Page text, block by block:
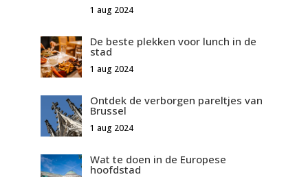
1 aug 2024
De beste plekken voor lunch in de
stad
1 aug 2024
Ontdek de verborgen pareltjes van
Brussel
1 aug 2024
Wat te doen in de Europese
hoofdstad